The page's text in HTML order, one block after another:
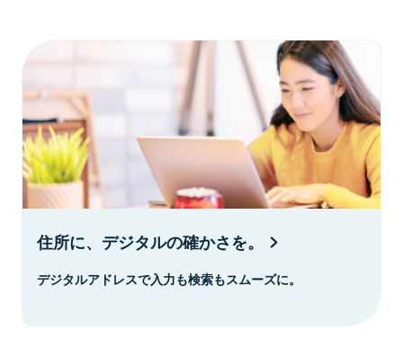
住所に、デジタルの確かさを。
デジタルアドレスで入力も検索もスムーズに。